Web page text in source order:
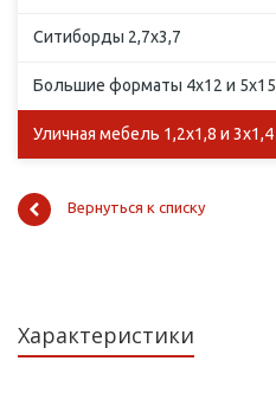
Ситиборды 2,7х3,7
Большие форматы 4х12 и 5х15
Уличная мебель 1,2х1,8 и 3х1,4
Вернуться к списку
Характеристики